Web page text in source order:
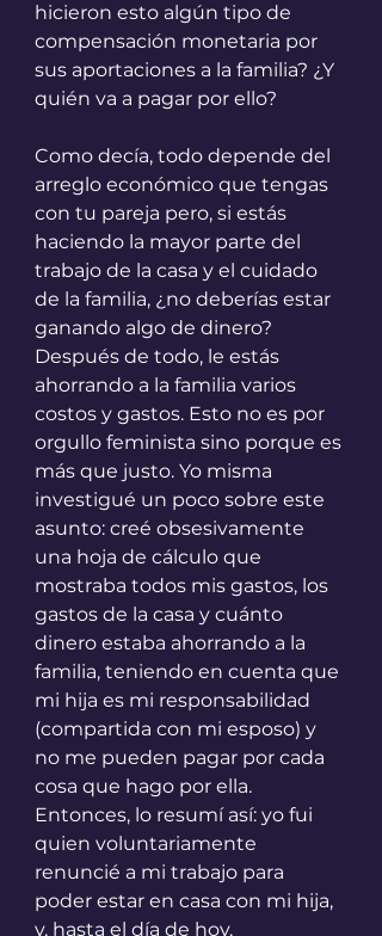
hicieron esto algún tipo de
compensación monetaria por
sus aportaciones a la familia? ¿Y
quién va a pagar por ello?
Como decía, todo depende del
arreglo económico que tengas
con tu pareja pero, si estás
haciendo la mayor parte del
trabajo de la casa y el cuidado
de la familia, ¿no deberías estar
ganando algo de dinero?
Después de todo, le estás
ahorrando a la familia varios
costos y gastos. Esto no es por
orgullo feminista sino porque es
más que justo. Yo misma
investigué un poco sobre este
asunto: creé obsesivamente
una hoja de cálculo que
mostraba todos mis gastos, los
gastos de la casa y cuánto
dinero estaba ahorrando a la
familia, teniendo en cuenta que
mi hija es mi responsabilidad
(compartida con mi esposo) y
no me pueden pagar por cada
cosa que hago por ella.
Entonces, lo resumí así: yo fui
quien voluntariamente
renuncié a mi trabajo para
poder estar en casa con mi hija,
y, hasta el día de hoy,